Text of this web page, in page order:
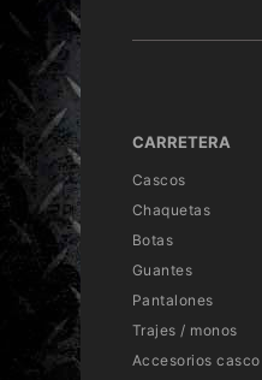
CARRETERA
Cascos
Chaquetas
Botas
Guantes
Pantalones
Trajes / monos
Accesorios casco